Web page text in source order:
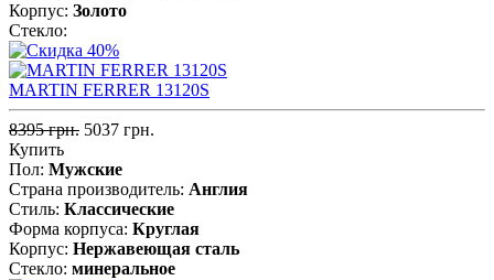
Корпус: Золото
Стекло:
MARTIN FERRER 13120S
8395 грн. 5037 грн.
Купить
Пол: Мужские
Страна производитель: Англия
Стиль: Классические
Форма корпуса: Круглая
Корпус: Нержавеющая cталь
Стекло: минеральное